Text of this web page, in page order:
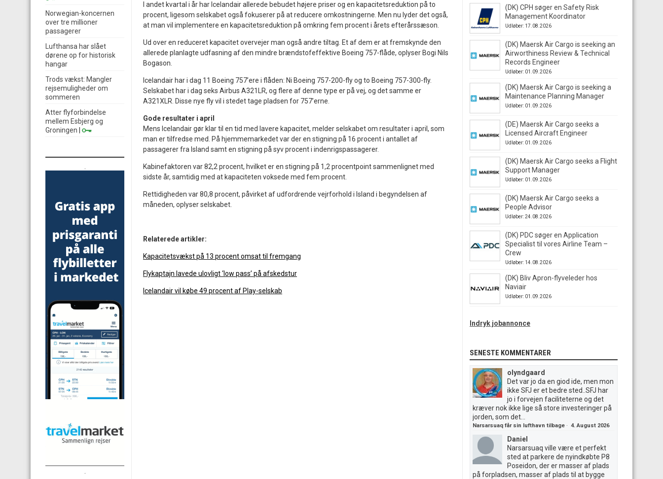
I andet kvartal i år har Icelandair allerede bebudet højere priser og en kapacitetsreduktion på to
procent, ligesom selskabet også fokuserer på at reducere omkostningerne. Men nu lyder det også,
at man vil implementere en kapacitetsreduktion på omkring fem procent i årets efterårssæson.
Ud over en reduceret kapacitet overvejer man også andre tiltag. Et af dem er at fremskynde den
allerede planlagte udfasning af den mindre brændstofeffektive Boeing 757-flåde, oplyser Bogi Nils
Bogason.
Icelandair har i dag 11 Boeing 757’ere i flåden: Ni Boeing 757-200-fly og to Boeing 757-300-fly.
Selskabet har i dag seks Airbus A321LR, og flere af denne type er på vej, og det samme er
A321XLR. Disse nye fly vil i stedet tage pladsen for 757’erne.
Gode resultater i april
Mens Icelandair gør klar til en tid med lavere kapacitet, melder selskabet om resultater i april, som
man er tilfredse med. På hjemmemarkedet var der en stigning på 16 procent i antallet af
passagerer fra Island samt en stigning på syv procent i indenrigspassagerer.
Kabinefaktoren var 82,2 procent, hvilket er en stigning på 1,2 procentpoint sammenlignet med
sidste år, samtidig med at kapaciteten voksede med fem procent.
Rettidigheden var 80,8 procent, påvirket af udfordrende vejrforhold i Island i begyndelsen af
måneden, oplyser selskabet.
Relaterede artikler:
Kapacitetsvækst på 13 procent omsat til fremgang
Flykaptajn lavede ulovligt ‘low pass’ på afskedstur
Icelandair vil købe 49 procent af Play-selskab
Norwegian-koncernen
over tre millioner
passagerer
Lufthansa har slået
dørene op for historisk
hangar
Trods vækst: Mangler
rejsemuligheder om
sommeren
Atter flyforbindelse
mellem Esbjerg og
Groningen
(DK) CPH søger en Safety Risk
Management Koordinator
Udløber: 17.08.2026
(DK) Maersk Air Cargo is seeking an
Airworthiness Review & Technical
Records Engineer
Udløber: 01.09.2026
(DK) Maersk Air Cargo is seeking a
Maintenance Planning Manager
Udløber: 01.09.2026
(DE) Maersk Air Cargo seeks a
Licensed Aircraft Engineer
Udløber: 01.09.2026
(DK) Maersk Air Cargo seeks a Flight
Support Manager
Udløber: 01.09.2026
(DK) Maersk Air Cargo seeks a
People Advisor
Udløber: 24.08.2026
(DK) PDC søger en Application
Specialist til vores Airline Team –
Crew
Udløber: 14.08.2026
(DK) Bliv Apron-flyveleder hos
Naviair
Udløber: 01.09.2026
Indryk jobannonce
SENESTE KOMMENTARER
olyndgaard
Det var jo da en giod ide, men mon
ikke SFJ er et bedre sted..SFJ har
jo i forvejen faciliteterne og det
kræver nok ikke lige så store investeringer på
jorden, som det...
Narsarsuaq får sin lufthavn tilbage · 4. August 2026
Daniel
Narsarsuaq ville være et perfekt
sted at parkere de nyindkøbte P8
Poseidon, der er masser af plads
på forpladsen, masser af plads til at bygge